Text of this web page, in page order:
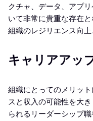
クチャ、データ、アプ
いて非常に貴重な存在
組織のレジリエンス向上
キャリアアッ
組織にとってのメリッ
スと収入の可能性を大
られるリーダーシップ